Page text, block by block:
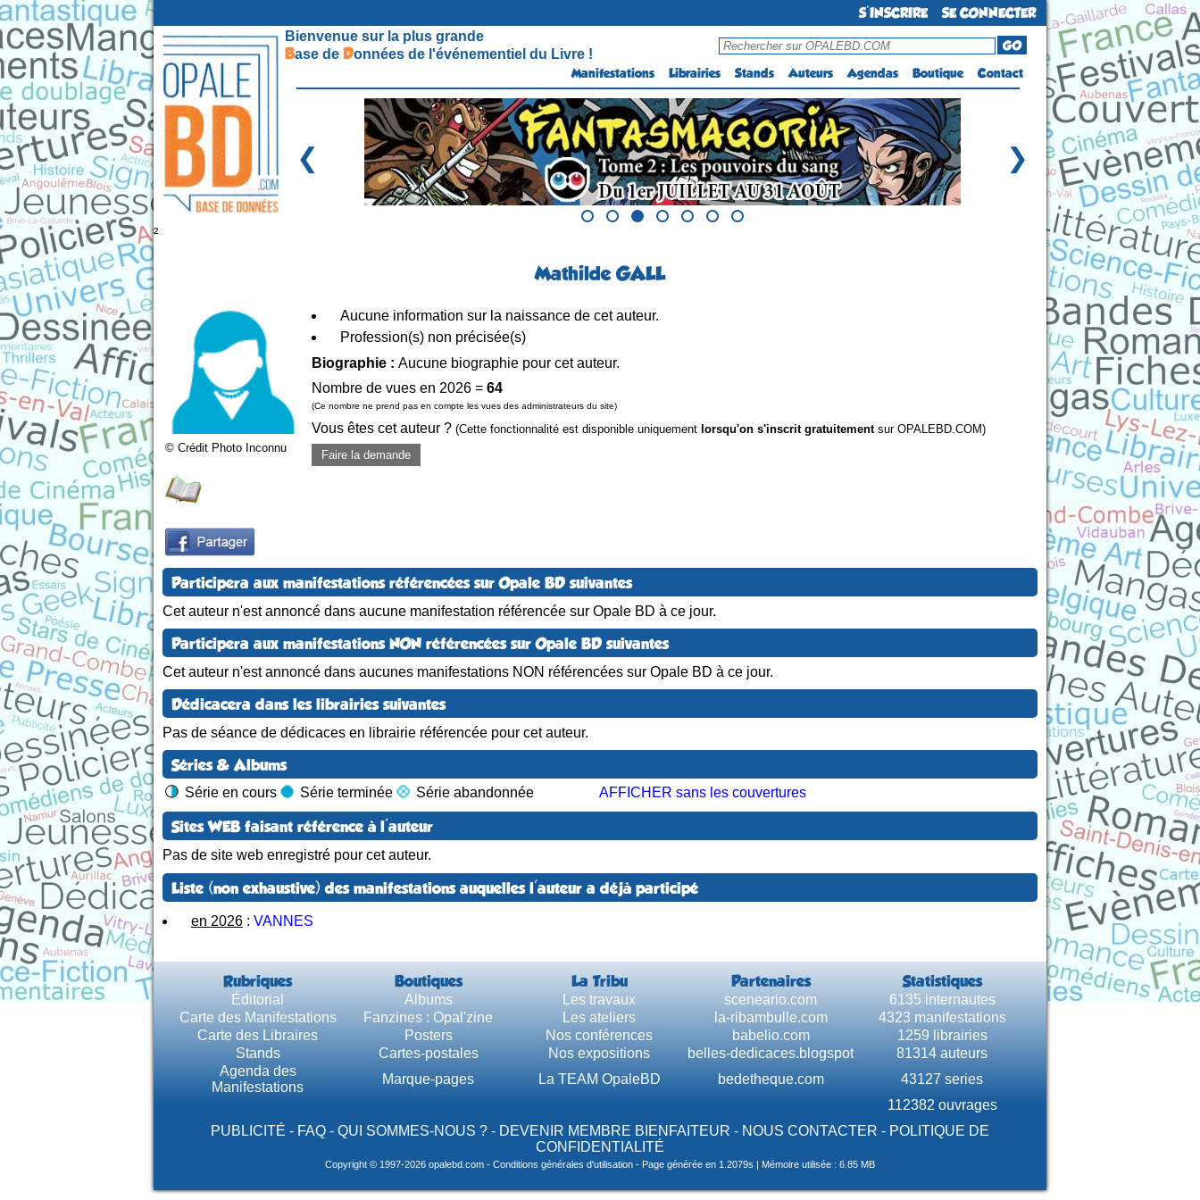
S'INSCRIRE
SE CONNECTER
Bienvenue sur la plus grande
Base de Données de l'événementiel du Livre !
GO
Manifestations
Librairies Stands Auteurs Agendas Boutique Contact
❮ ❯
²
Mathilde GALL
© Crédit Photo Inconnu
Aucune information sur la naissance de cet auteur.
Profession(s) non précisée(s)
Biographie : Aucune biographie pour cet auteur.
Nombre de vues en 2026 = 64
(Ce nombre ne prend pas en compte les vues des administrateurs du site)
Vous êtes cet auteur ? (Cette fonctionnalité est disponible uniquement lorsqu'on s'inscrit gratuitementsur OPALEBD.COM)
Faire la demande
Participera aux manifestations référencées sur Opale BD suivantes
Cet auteur n'est annoncé dans aucune manifestation référencée sur Opale BD à ce jour.
Participera aux manifestations NON référencées sur Opale BD suivantes
Cet auteur n'est annoncé dans aucunes manifestations NON référencées sur Opale BD à ce jour.
Dédicacera dans les librairies suivantes
Pas de séance de dédicaces en librairie référencée pour cet auteur.
Séries & Albums
Série en cours Série terminée Série abandonnée AFFICHER sans les couvertures
Sites WEB faisant référence à l'auteur
Pas de site web enregistré pour cet auteur.
Liste (non exhaustive) des manifestations auquelles l'auteur a déjà participé
en 2026 : VANNES
Rubriques Boutiques La Tribu Partenaires Statistiques
Éditorial Albums Les travaux sceneario.com
6135 internautes
Carte des Manifestations
Fanzines : Opal'zine Les ateliers la-ribambulle.com
4323 manifestations
Carte des Libraires
Posters Nos conférences babelio.com
1259 librairies
Stands
Cartes-postales Nos expositions belles-dedicaces.blogspot
81314 auteurs
Agenda des
Manifestations
Marque-pages La TEAM OpaleBD bedetheque.com
43127 series
112382 ouvrages
PUBLICITÉ - FAQ - QUI SOMMES-NOUS ? - DEVENIR MEMBRE BIENFAITEUR - NOUS CONTACTER - POLITIQUE DE
CONFIDENTIALITÉ
Copyright © 1997-2026 opalebd.com - Conditions générales d'utilisation - Page générée en 1.2079s | Mémoire utilisée : 6.85 MB